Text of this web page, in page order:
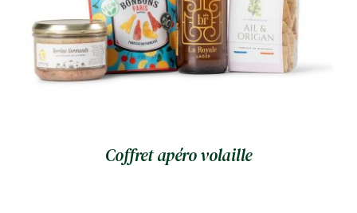
Coffret apéro volaille